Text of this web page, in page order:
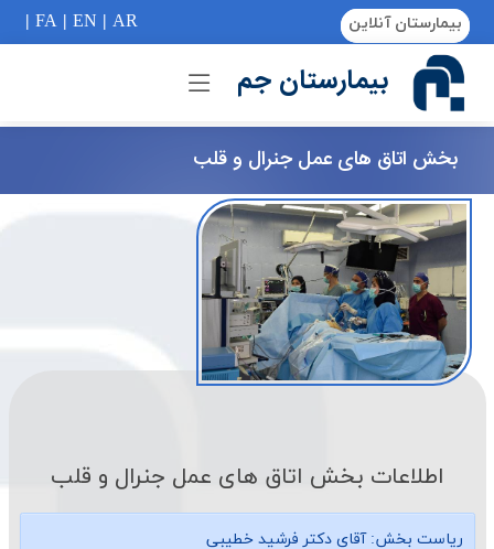
FA| EN | AR
| بیمارستان آنلاین
if (Model != null) {
بیمارستان جم
بخش اتاق های عمل جنرال و قلب
اطلاعات بخش اتاق های عمل جنرال و قلب
ریاست بخش:آقای دكتر فرشید خطیبی